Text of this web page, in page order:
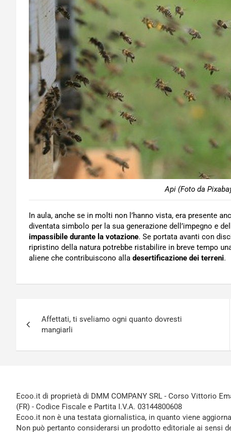
Api (Foto da
In aula, anche se in molti non l’hanno vista, era presente
diventata simbolo per la sua generazione dell’impegno e
impassibile durante la votazione. Se portata avanti con
ripristino della natura potrebbe ristabilire in breve tempo
aliene che contribuiscono alla desertificazione dei terreni.
articoli
Affettati, ti sveliamo ogni quanto dovresti
mangiarli
Ecoo.it di proprietà di DMM COMPANY SRL - Corso Vittorio
(FR) - Codice Fiscale e Partita I.V.A. 03144800608
Ecoo.it non è una testata giornalistica, in quanto viene
Non può pertanto considerarsi un prodotto editoriale ai sensi